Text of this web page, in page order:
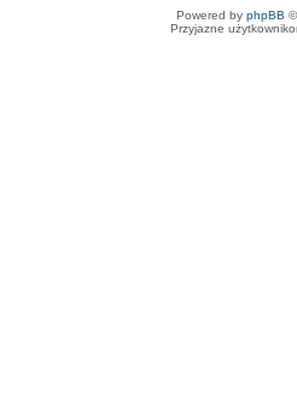
Powered by phpBB
Przyjazne